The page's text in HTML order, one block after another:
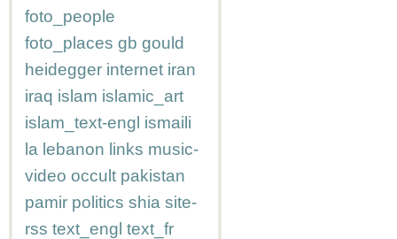
foto_people
foto_places gb gould
heidegger internet iran
iraq islam islamic_art
islam_text-engl ismaili
la lebanon links music-
video occult pakistan
pamir politics shia site-
rss text_engl text_fr